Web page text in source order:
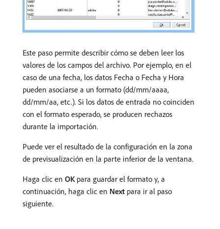
Este paso permite describir cómo se deben leer los
valores de los campos del archivo. Por ejemplo, en el
caso de una fecha, los datos Fecha o Fecha y Hora
pueden asociarse a un formato (dd/mm/aaaa,
dd/mm/aa, etc.). Si los datos de entrada no coinciden
con el formato esperado, se producen rechazos
durante la importación.
Puede ver el resultado de la configuración en la zona
de previsualización en la parte inferior de la ventana.
Haga clic en OKpara guardar el formato y, a
continuación, haga clic en Next para ir al paso
siguiente.